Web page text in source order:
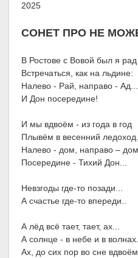
2025
СОНЕТ ПРО НЕ
В Ростове с Вовой был я рад
Встречаться, как на льдине:
Налево - Рай, направо - Ад...
И Дон посередине!
И мы вдвоём - из года в год
Плывём в весенний
Налево - дом, направо – дом,
Посередине - Тихий Дон...
Невзгоды где-то позади...
А счастье где-то впереди..
А лёд всё тает, тает, ах...
А солнце - в небе и в волнах...
Ах, до сих пор во сне